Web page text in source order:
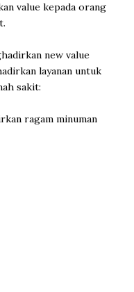
value kepada orang
new value
layanan untuk
sakit:
ragam minuman